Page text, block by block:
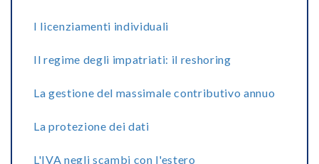
I licenziamenti individuali
Il regime degli impatriati: il reshoring
La gestione del massimale contributivo annuo
La protezione dei dati
L'IVA negli scambi con l'estero